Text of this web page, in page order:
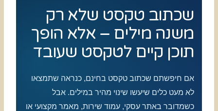
שכתוב טקסט שלא רק
משנה מילים – אלא הופך
תוכן קיים לטקסט שעובד
אם חיפשתם שכתוב טקסט בחינם, כנראה שתמצאו
לא מעט כלים שיעשו שינוי מהיר במילים. אבל
כשמדובר באתר עסקי, עמוד שירות, מאמר מקצועי או